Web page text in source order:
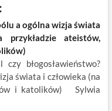
ar
e
a ogólna wizja świata
przykładzie ateistów,
błogosławieństwo?
świata i człowieka (na
i katolików) Sylwia